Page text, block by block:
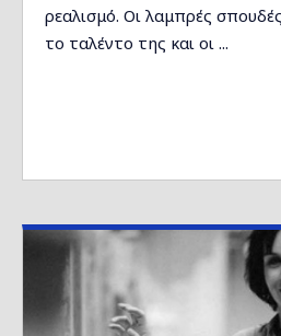
ρεαλισμό. Οι λαμπρές
το ταλέντο της και οι ...